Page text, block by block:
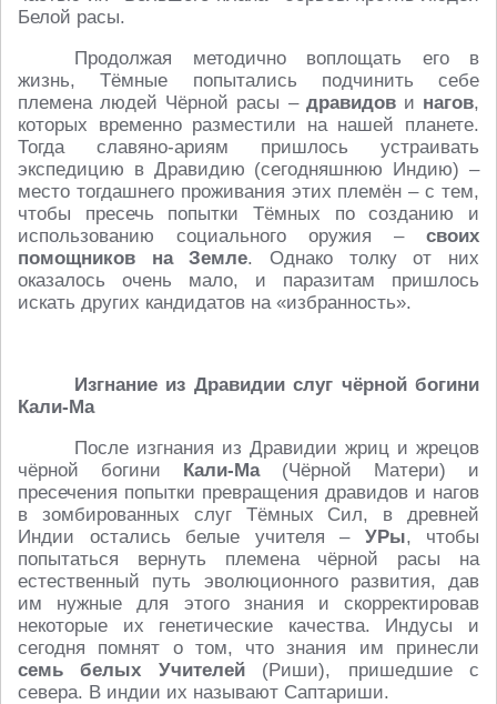
Белой расы.
Продолжая методично воплощать его в
жизнь, Тёмные попытались подчинить себе
племена людей Чёрной расы – дравидови нагов,
которых временно разместили на нашей планете.
Тогда славяно-ариям пришлось устраивать
экспедицию в Дравидию (сегодняшнюю Индию) –
место тогдашнего проживания этих племён – с тем,
чтобы пресечь попытки Тёмных по созданию и
использованию социального оружия – своих
помощников на Земле. Однако толку от них
оказалось очень мало, и паразитам пришлось
искать других кандидатов на «избранность».
Изгнание из Дравидии слуг чёрной богини
Кали-Ма
После изгнания из Дравидии жриц и жрецов
чёрной богини Кали-Ма(Чёрной Матери) и
пресечения попытки превращения дравидов и нагов
в зомбированных слуг Тёмных Сил, в древней
Индии остались белые учителя – УРы, чтобы
попытаться вернуть племена чёрной расы на
естественный путь эволюционного развития, дав
им нужные для этого знания и скорректировав
некоторые их генетические качества. Индусы и
сегодня помнят о том, что знания им принесли
семь белых Учителей(Риши), пришедшие с
севера. В индии их называют Саптариши.